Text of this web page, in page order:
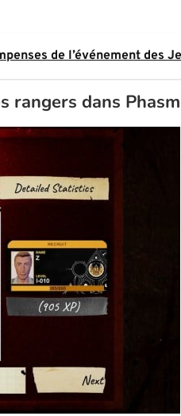
de l’événement des
rangers dans